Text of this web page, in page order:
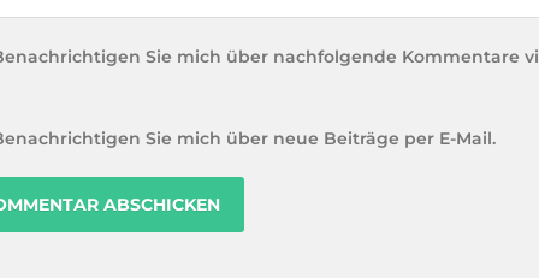
Sie mich über nachfolgende Kommentare
Sie mich über neue Beiträge per E-Mail.